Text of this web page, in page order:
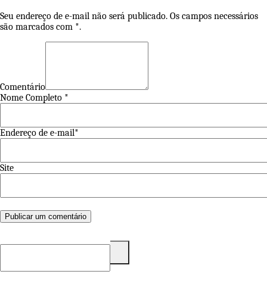
Seu endereço de e-mail não será publicado. Os campos necessários
são marcados com *.
Comentário
Nome Completo *
Endereço de e-mail*
Site
Pesquisar